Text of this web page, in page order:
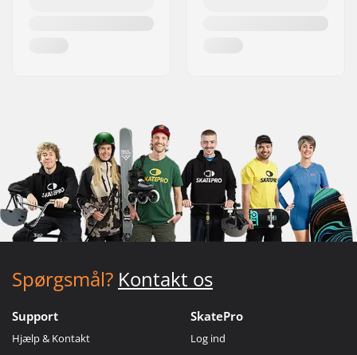
Spørgsmål? Kontakt os
Support
Hjælp & Kontakt
SkatePro
Log ind